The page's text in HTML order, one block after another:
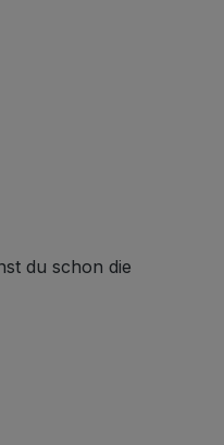
du schon die
...